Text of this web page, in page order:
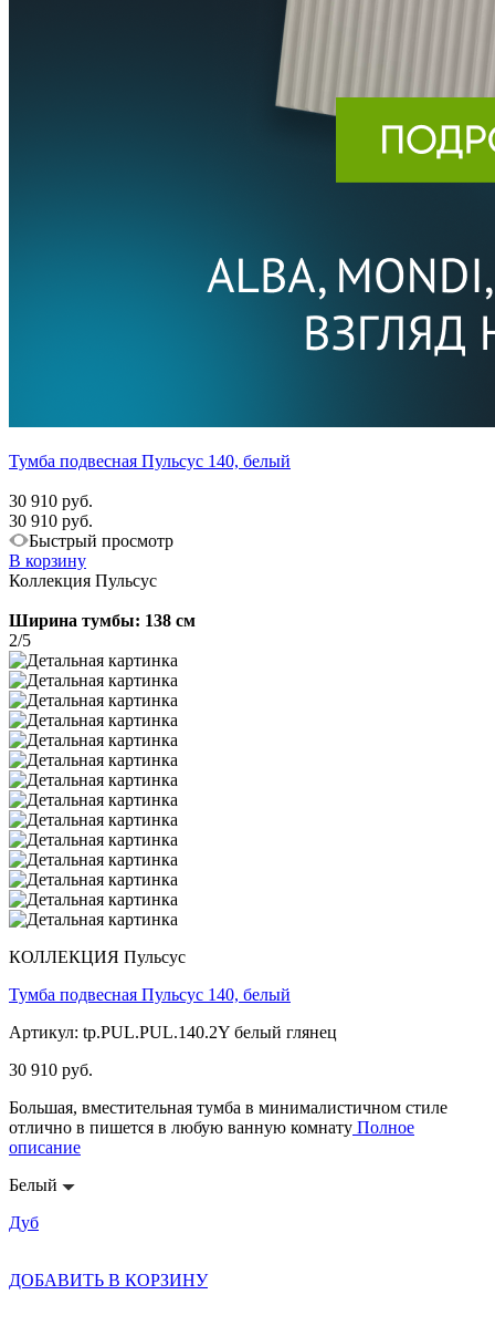
Тумба подвесная Пульсус 140, белый
30 910 руб.
30 910 руб.
Быстрый просмотр
В корзину
Коллекция Пульсус
Ширина тумбы: 138 см
2/5
КОЛЛЕКЦИЯ Пульсус
Тумба подвесная Пульсус 140, белый
Артикул: tp.PUL.PUL.140.2Y белый глянец
30 910 руб.
Большая, вместительная тумба в минималистичном стиле
отлично в пишется в любую ванную комнату Полное
описание
Белый
Дуб
ДОБАВИТЬ В КОРЗИНУ